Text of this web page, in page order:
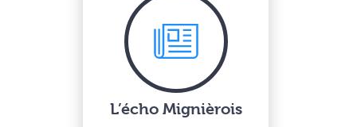
L’écho Mignièrois